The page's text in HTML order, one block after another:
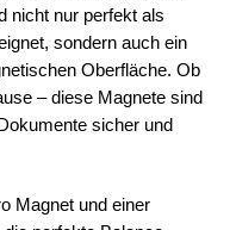
nicht nur perfekt als
sondern auch ein
Oberfläche. Ob
– diese Magnete sind
sicher und
Magnet und einer